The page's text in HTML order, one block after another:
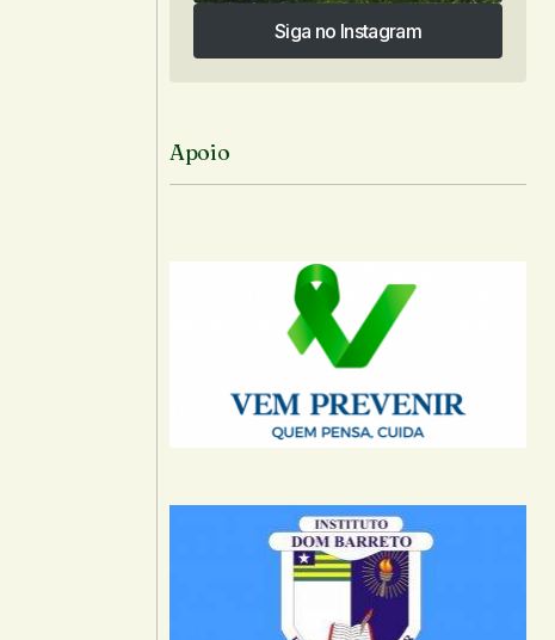
Siga no Instagram
Siga no Instagram
Apoio